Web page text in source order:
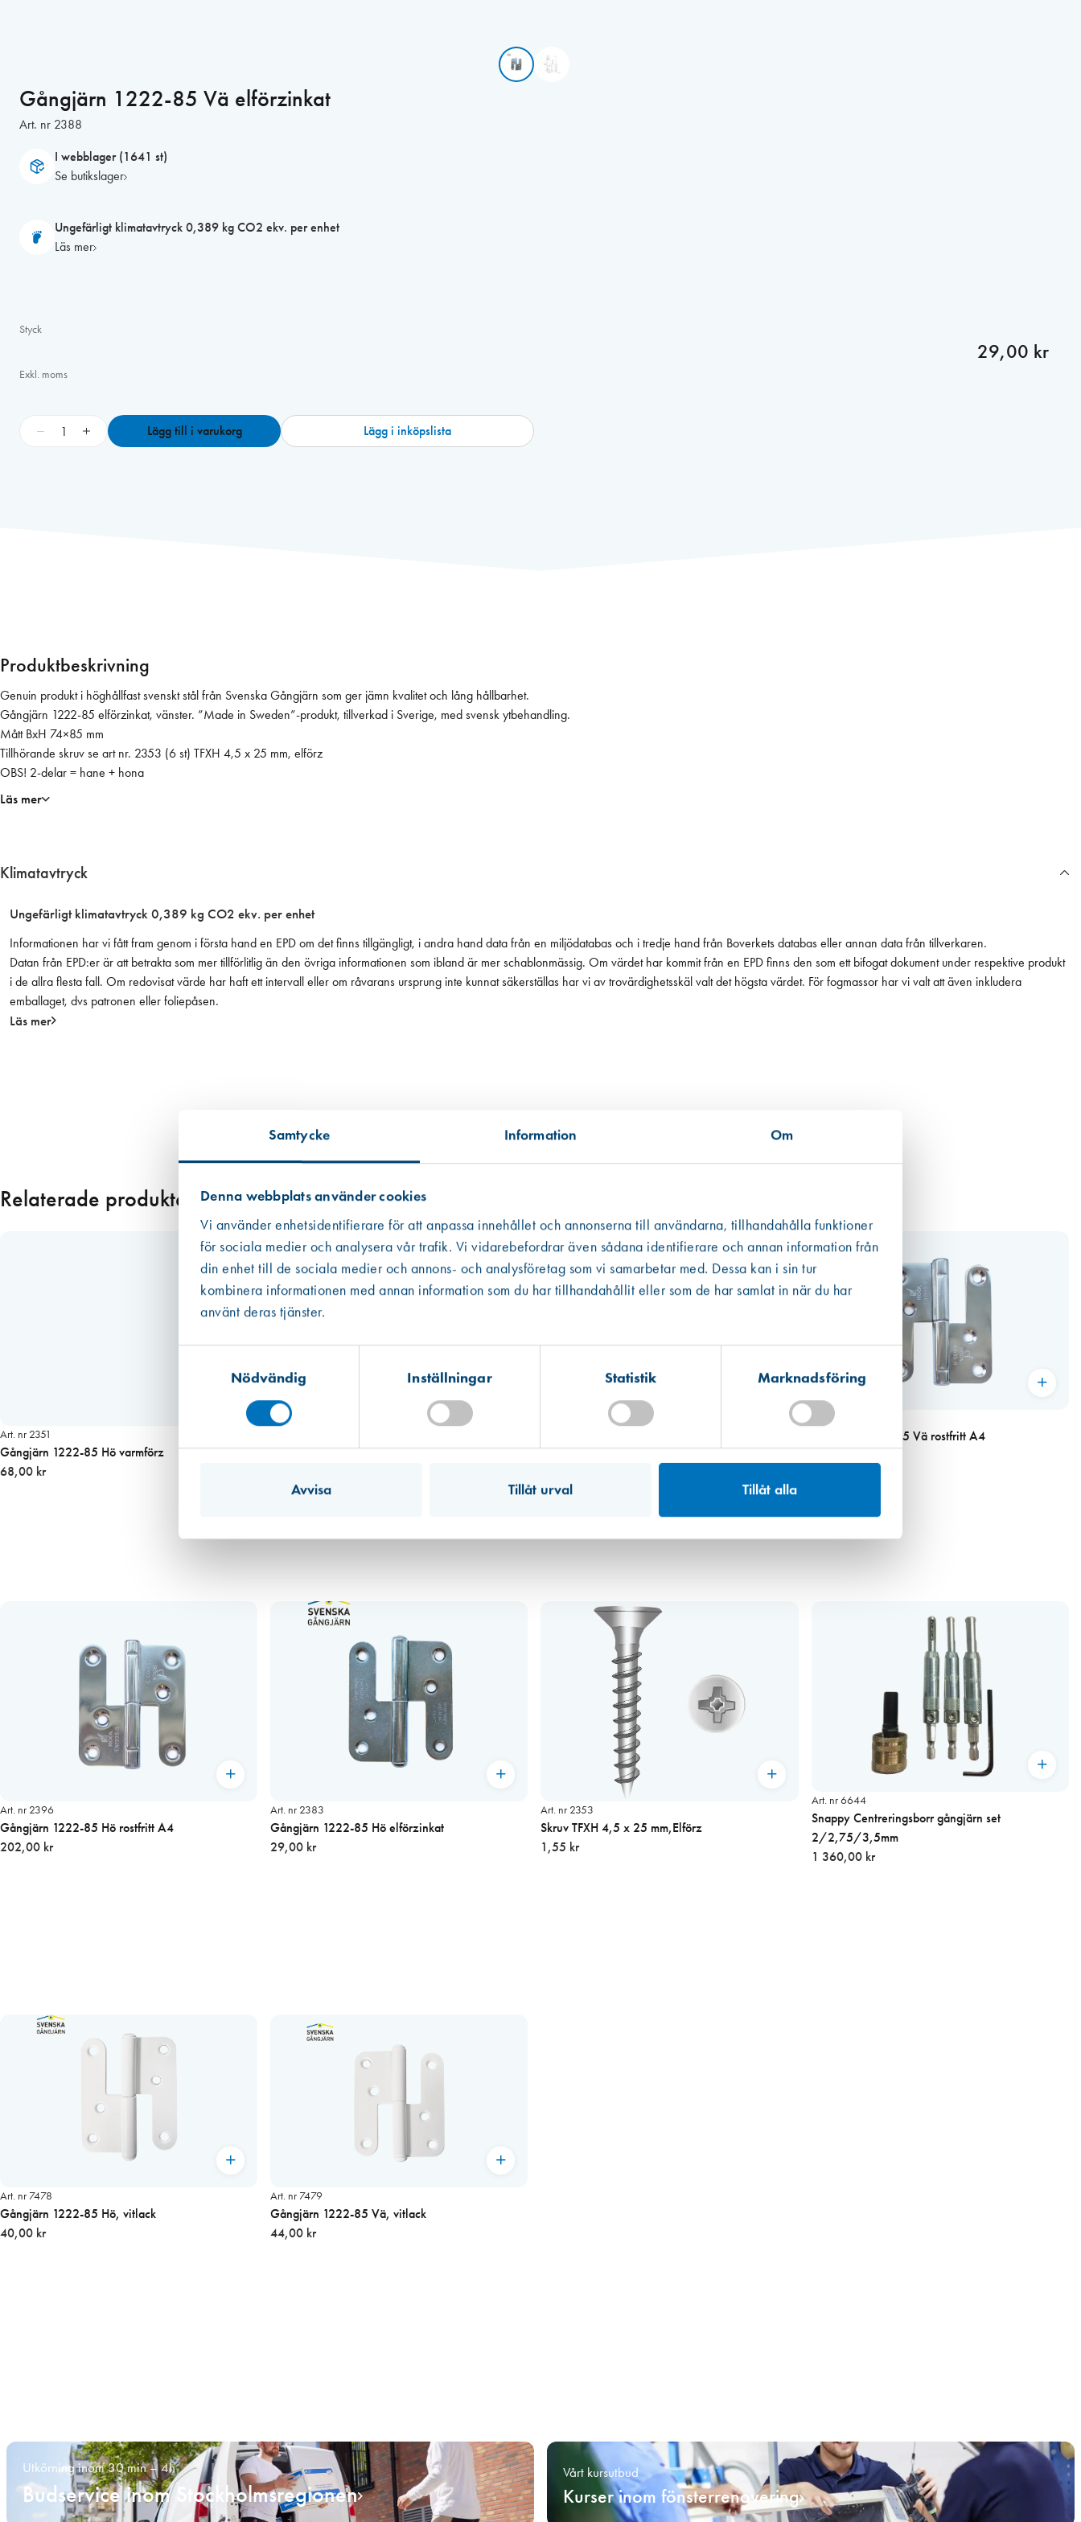
Samtycke Information Om
Denna webbplats använder cookies
Vi använder enhetsidentifierare för att anpassa innehållet och annonserna till användarna, tillhandahålla funktioner
för sociala medier och analysera vår trafik. Vi vidarebefordrar även sådana identifierare och annan information från
din enhet till de sociala medier och annons- och analysföretag som vi samarbetar med. Dessa kan i sin tur
kombinera informationen med annan information som du har tillhandahållit eller som de har samlat in när du har
använt deras tjänster.
Nödvändig
Inställningar Statistik Marknadsföring
Avvisa Tillåt urval Tillåt alla
Gångjärn 1222-85 Vä elförzinkat
Art. nr 2388
I webblager (1641 st)
Se butikslager
Ungefärligt klimatavtryck 0,389 kg CO2 ekv. per enhet
Läs mer
Styck
29,00 kr
Exkl. moms
8
5
V
ä
e
l
i
a
t
m
ä
n
g
+ Lägg till i varukorg Lägg i inköpslista
Klimatavtryck
Ungefärligt klimatavtryck 0,389 kg CO2 ekv. per enhet
Informationen har vi fått fram genom i första hand en EPD om det finns tillgängligt, i andra hand data från en miljödatabas och i tredje hand från Boverkets databas eller annan data från tillverkaren.
Datan från EPD:er är att betrakta som mer tillförlitlig än den övriga informationen som ibland är mer schablonmässig. Om värdet har kommit från en EPD finns den som ett bifogat dokument under respektive produkt
i de allra flesta fall. Om redovisat värde har haft ett intervall eller om råvarans ursprung inte kunnat säkerställas har vi av trovärdighetsskäl valt det högsta värdet. För fogmassor har vi valt att även inkludera
emballaget, dvs patronen eller foliepåsen.
Läs mer
Produktbeskrivning
Genuin produkt i höghållfast svenskt stål från Svenska Gångjärn som ger jämn kvalitet och lång hållbarhet.
Gångjärn 1222-85 elförzinkat, vänster. ”Made in Sweden”-produkt, tillverkad i Sverige, med svensk ytbehandling.
Mått BxH 74×85 mm
Tillhörande skruv se art nr. 2353 (6 st) TFXH 4,5 x 25 mm, elförz
OBS! 2-delar = hane + hona
Läs mer
Relaterade produkter
Art. nr 2351
Gångjärn 1222-85 Hö varmförz
68,00 kr
Art. nr 2394
Gångjärn 1222-85 Vä rostfritt A4
Art. nr 2396
Gångjärn 1222-85 Hö rostfritt A4
202,00 kr
Art. nr 2383
Gångjärn 1222-85 Hö elförzinkat
29,00 kr
Art. nr 2353
Skruv TFXH 4,5 x 25 mm,Elförz
1,55 kr
Art. nr 6644
Snappy Centreringsborr gångjärn set
2/2,75/3,5mm
1 360,00 kr
Art. nr 7478
Gångjärn 1222-85 Hö, vitlack
40,00 kr
Art. nr 7479
Gångjärn 1222-85 Vä, vitlack
44,00 kr
Utkörning inom 30 min – 4h
Budservice inom Stockholmsregionen
Vårt kursutbud
Kurser inom fönsterrenovering
Västberga
Finns i lager (16 st)
Hitta hit
Mullsjö (lager)
Finns i lager (1641 st)
Hitta hit